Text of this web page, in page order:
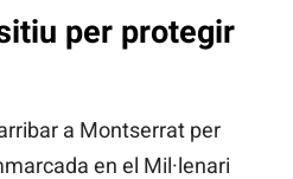
per protegir
a Montserrat per
en el Mil·lenari